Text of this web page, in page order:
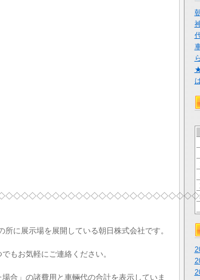
に展示場を展開している朝日株式会社です。
もお気軽にご連絡ください。
合」の諸費用と車輛代の合計を表示していま